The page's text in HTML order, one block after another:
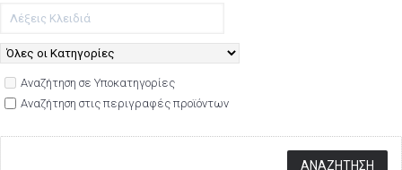
Αναζήτηση σε Υποκατηγορίες
Αναζήτηση στις περιγραφές προϊόντων